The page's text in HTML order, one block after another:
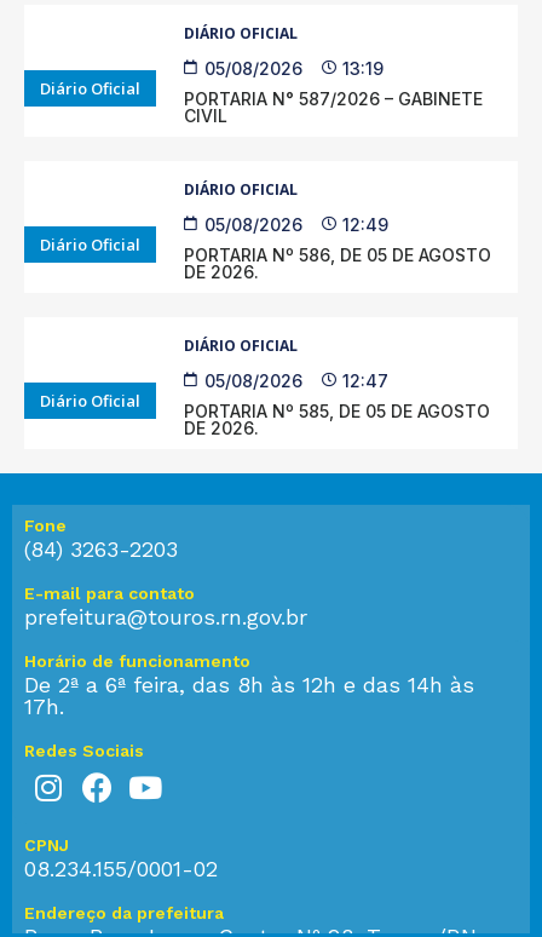
Diário Oficial
DIÁRIO OFICIAL
05/08/2026
13:19
PORTARIA N° 587/2026 – GABINETE
CIVIL
Diário Oficial
DIÁRIO OFICIAL
05/08/2026
12:49
PORTARIA Nº 586, DE 05 DE AGOSTO
DE 2026.
Diário Oficial
DIÁRIO OFICIAL
05/08/2026
12:47
PORTARIA Nº 585, DE 05 DE AGOSTO
DE 2026.
Fone
(84) 3263-2203
E-mail para contato
prefeitura@touros.rn.gov.br
Horário de funcionamento
De 2ª a 6ª feira, das 8h às 12h e das 14h às
17h.
Redes Sociais
CPNJ
08.234.155/0001-02
Endereço da prefeitura